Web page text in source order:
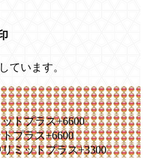
ています。
トプラス+6600
プラス+6600
ミットプラス+3300